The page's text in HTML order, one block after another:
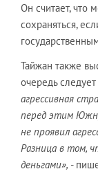
Он считает, что
сохраняться,
Тайжан также
очередь
агрессивная
перед этим
не проявил
Разница в том,
деньгами», -